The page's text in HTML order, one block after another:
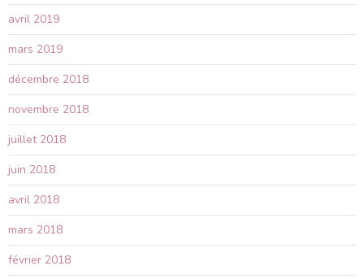
avril 2019
mars 2019
décembre 2018
novembre 2018
juillet 2018
juin 2018
avril 2018
mars 2018
février 2018